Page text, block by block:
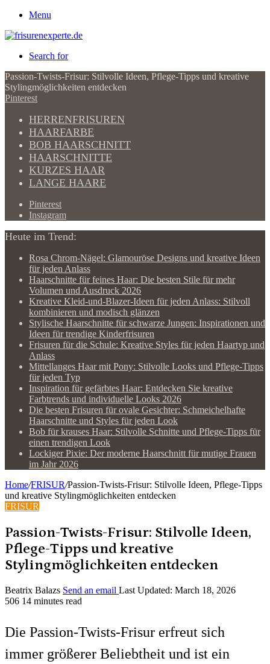
Menu
Search for
Passion-Twists-Frisur: Stilvolle Ideen, Pflege-Tipps und kreative
Stylingmöglichkeiten entdecken
Pinterest
HERRENFRISUREN
HAARFARBE
BOB HAARSCHNITT
HAARSCHNITTE
KURZES HAAR
LANGE HAARE
Pinterest
Instagram
Heute im Trend:
Rosa Chrom-Nägel: Glamouröse Designs und kreative Ideen
für jeden Anlass
Haarschnitte für feines Haar: Die besten Stile für mehr
Volumen und Ausdruck 2026
Kreative Kleid-und-Blazer-Ideen für jeden Anlass: Stilvoll
kombinieren und modisch glänzen
Stylische Haarschnitte für schwarze Jungen: Inspirationen und
Ideen für trendige Kinderfrisuren
Frisuren für die Schule: Kreative Styles für jeden Haartyp und
Anlass
Mittellanges Haar mit Pony: Stilvolle Looks und Pflege-Tipps
für jeden Typ
Inspiration für gefärbtes Haar: Entdecken Sie kreative
Farbtrends und individuelle Looks 2026
Die besten Frisuren für ovale Gesichter: Schmeichelhafte
Haarschnitte und Styles für jeden Look
Bob für krauses Haar: Stilvolle Schnitte und Pflege-Tipps für
einen trendigen Look
Lockiger Pixie: Der moderne Haarschnitt für mutige Frauen
im Jahr 2026
Home/FRISUR/Passion-Twists-Frisur: Stilvolle Ideen, Pflege-Tipps
und kreative Stylingmöglichkeiten entdecken
FRISUR
Passion-Twists-Frisur: Stilvolle Ideen,
Pflege-Tipps und kreative
Stylingmöglichkeiten entdecken
Beatrix Balazs Send an email Last Updated: March 18, 2026
506 14 minutes read
Die Passion-Twists-Frisur erfreut sich
immer größerer Beliebtheit und ist ein